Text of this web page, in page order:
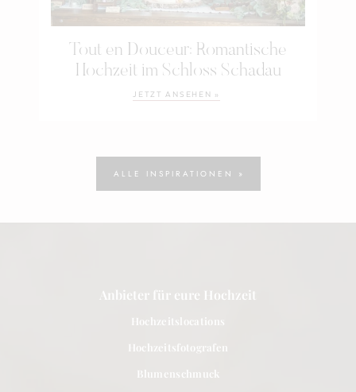
Tout en Douceur: Romantische
Hochzeit im Schloss Schadau
JETZT ANSEHEN »
ALLE INSPIRATIONEN »
Anbieter für eure Hochzeit
Hochzeitslocations
Hochzeitsfotografen
Blumenschmuck